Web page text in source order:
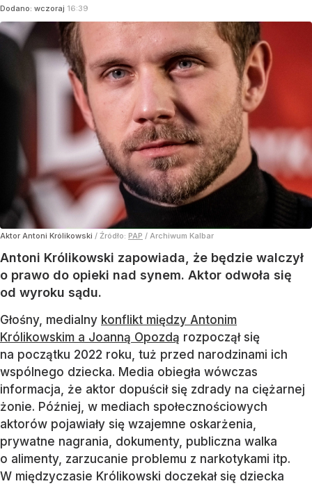
Dodano: wczoraj 16:39
Aktor Antoni Królikowski / Źródło: PAP / Archiwum Kalbar
Antoni Królikowski zapowiada, że będzie walczył
o prawo do opieki nad synem. Aktor odwoła się
od wyroku sądu.
Głośny, medialny konflikt między Antonim
Królikowskim a Joanną Opozdą rozpoczął się
na początku 2022 roku, tuż przed narodzinami ich
wspólnego dziecka. Media obiegła wówczas
informacja, że aktor dopuścił się zdrady na ciężarnej
żonie. Później, w mediach społecznościowych
aktorów pojawiały się wzajemne oskarżenia,
prywatne nagrania, dokumenty, publiczna walka
o alimenty, zarzucanie problemu z narkotykami itp.
W międzyczasie Królikowski doczekał się dziecka